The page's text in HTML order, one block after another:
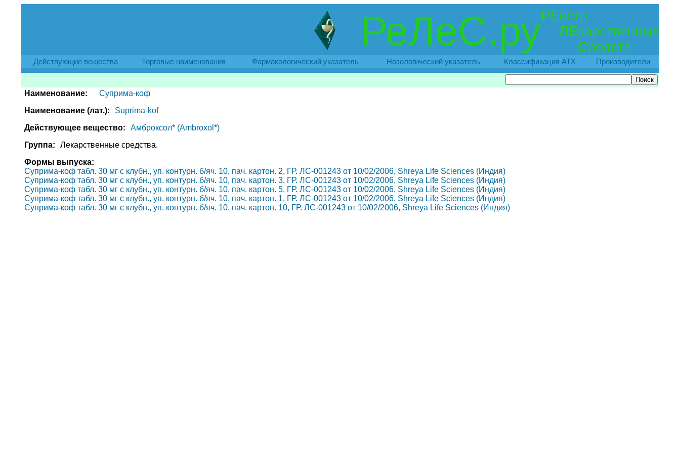
РеЛеС.руРЕестр
ЛЕкарственных
Средств
Действующие вещества Торговые наименования Фармакологический указатель Нозологический указатель Классификация АТХ Производители
Наименование:
Суприма-коф
Наименование (лат.):
Suprima-kof
Действующее вещество:
Амброксол* (Ambroxol*)
Группа:
Лекарственные средства.
Формы выпуска:
Суприма-коф табл. 30 мг с клубн., уп. контурн. б/яч. 10, пач. картон. 2, ГР. ЛС-001243 от 10/02/2006, Shreya Life Sciences (Индия)
Суприма-коф табл. 30 мг с клубн., уп. контурн. б/яч. 10, пач. картон. 3, ГР. ЛС-001243 от 10/02/2006, Shreya Life Sciences (Индия)
Суприма-коф табл. 30 мг с клубн., уп. контурн. б/яч. 10, пач. картон. 5, ГР. ЛС-001243 от 10/02/2006, Shreya Life Sciences (Индия)
Суприма-коф табл. 30 мг с клубн., уп. контурн. б/яч. 10, пач. картон. 1, ГР. ЛС-001243 от 10/02/2006, Shreya Life Sciences (Индия)
Суприма-коф табл. 30 мг с клубн., уп. контурн. б/яч. 10, пач. картон. 10, ГР. ЛС-001243 от 10/02/2006, Shreya Life Sciences (Индия)